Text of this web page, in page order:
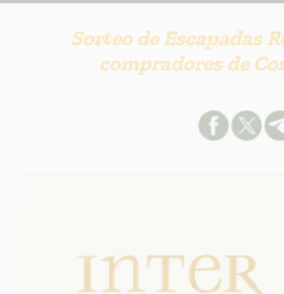
Sorteo de Escapadas
compradores de
Responsable: